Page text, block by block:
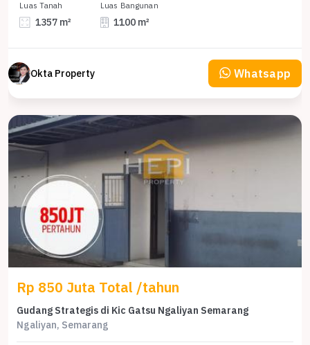
Luas Tanah
1357 m²
Luas Bangunan
1100 m²
Okta Property Whatsapp
Rp 850 Juta Total /tahun
Gudang Strategis di Kic Gatsu Ngaliyan Semarang
Ngaliyan, Semarang